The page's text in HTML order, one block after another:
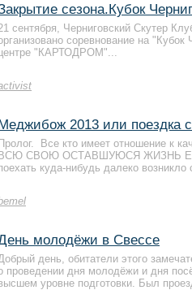
сезона.Кубок
сентября, Черниговский Скутер
соревнование на "Кубок
"КАРТОДРОМ"...
2013 или поездка
Пролог. Все кто имеет отношение к
ВСЮ СВОЮ ОСТАВШУЮСЯ ЖИЗНЬ
куда-нибудь далеко
молодёжи в Свессе
день, обитатели этого
проведении дня молодёжи и дня
уровне подготовки. Был